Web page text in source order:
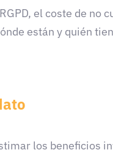
el coste de no
están y quién
los beneficios